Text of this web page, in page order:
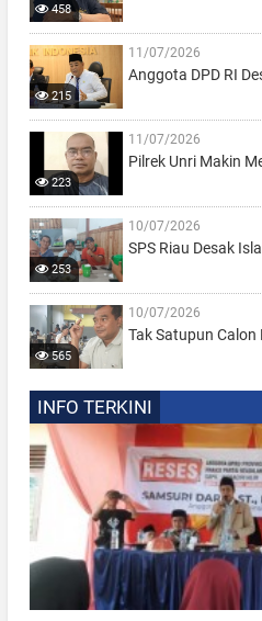
458
215
11/07/2026
Anggota DPD RI
223
11/07/2026
Pilrek Unri Makin
253
10/07/2026
SPS Riau Desak
565
10/07/2026
Tak Satupun Calon
INFO TERKINI